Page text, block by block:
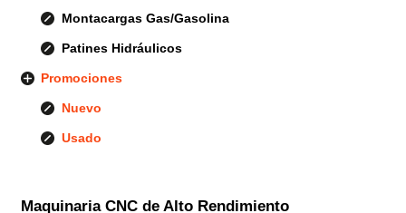
Montacargas Gas/Gasolina
Patines Hidráulicos
Promociones
Nuevo
Usado
Maquinaria CNC de Alto Rendimiento